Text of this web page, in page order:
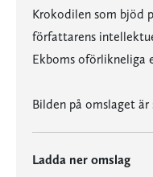
Krokodilen som bjöd
författarens
Ekboms oförlikneliga
Bilden på omslaget
Ladda ner omslag